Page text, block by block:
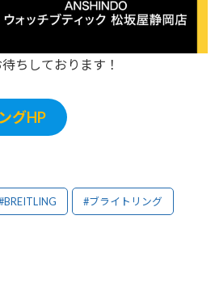
ちしております！
グHP
#ブライトリング